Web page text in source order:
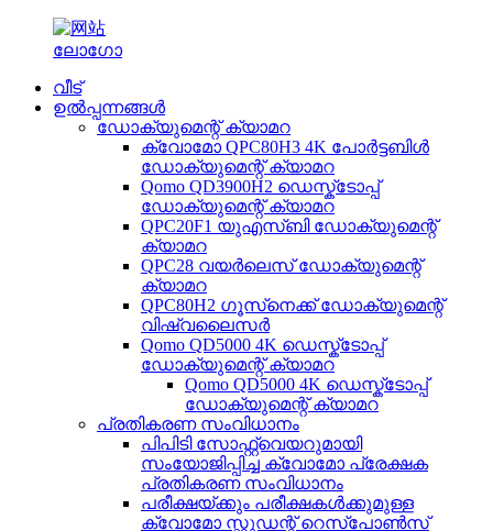
വീട്
ഉൽപ്പന്നങ്ങൾ
ഡോക്യുമെന്റ് ക്യാമറ
ക്വോമോ QPC80H3 4K പോർട്ടബിൾ
ഡോക്യുമെന്റ് ക്യാമറ
Qomo QD3900H2 ഡെസ്ക്ടോപ്പ്
ഡോക്യുമെന്റ് ക്യാമറ
QPC20F1 യുഎസ്ബി ഡോക്യുമെന്റ്
ക്യാമറ
QPC28 വയർലെസ് ഡോക്യുമെന്റ്
ക്യാമറ
QPC80H2 ഗൂസ്‌നെക്ക് ഡോക്യുമെന്റ്
വിഷ്വലൈസർ
Qomo QD5000 4K ഡെസ്ക്ടോപ്പ്
ഡോക്യുമെന്റ് ക്യാമറ
Qomo QD5000 4K ഡെസ്ക്ടോപ്പ്
ഡോക്യുമെന്റ് ക്യാമറ
പ്രതികരണ സംവിധാനം
പിപിടി സോഫ്റ്റ്‌വെയറുമായി
സംയോജിപ്പിച്ച ക്വോമോ പ്രേക്ഷക
പ്രതികരണ സംവിധാനം
പരീക്ഷയ്ക്കും പരീക്ഷകൾക്കുമുള്ള
ക്വോമോ സ്റ്റുഡന്റ് റെസ്‌പോൺസ്